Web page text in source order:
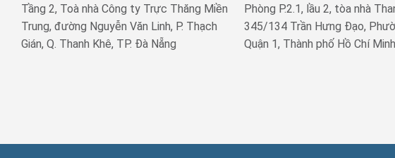
Tầng 2, Toà nhà Công ty Trực Thăng Miền
Trung, đường Nguyễn Văn Linh, P. Thạch
Gián, Q. Thanh Khê, TP. Đà Nẵng
Phòng P.2.1, lầu 2, tòa nhà
345/134 Trần Hưng Đạo,
Quận 1, Thành phố Hồ Chí Minh.